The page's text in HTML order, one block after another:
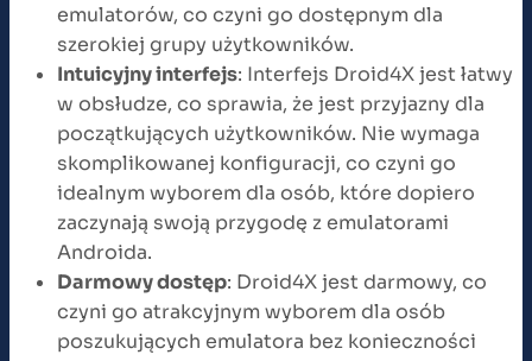
emulatorów, co czyni go dostępnym dla
szerokiej grupy użytkowników.
Intuicyjny interfejs: Interfejs Droid4X jest łatwy
w obsłudze, co sprawia, że jest przyjazny dla
początkujących użytkowników. Nie wymaga
skomplikowanej konfiguracji, co czyni go
idealnym wyborem dla osób, które dopiero
zaczynają swoją przygodę z emulatorami
Androida.
Darmowy dostęp: Droid4X jest darmowy, co
czyni go atrakcyjnym wyborem dla osób
poszukujących emulatora bez konieczności